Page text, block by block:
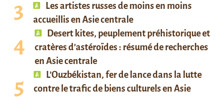
Les artistes russes de moins en moins
accueillis en Asie centrale
Desert kites, peuplement préhistorique et
cratères d’astéroïdes : résumé de recherches
en Asie centrale
L’Ouzbékistan, fer de lance dans la lutte
contre le trafic de biens culturels en Asie